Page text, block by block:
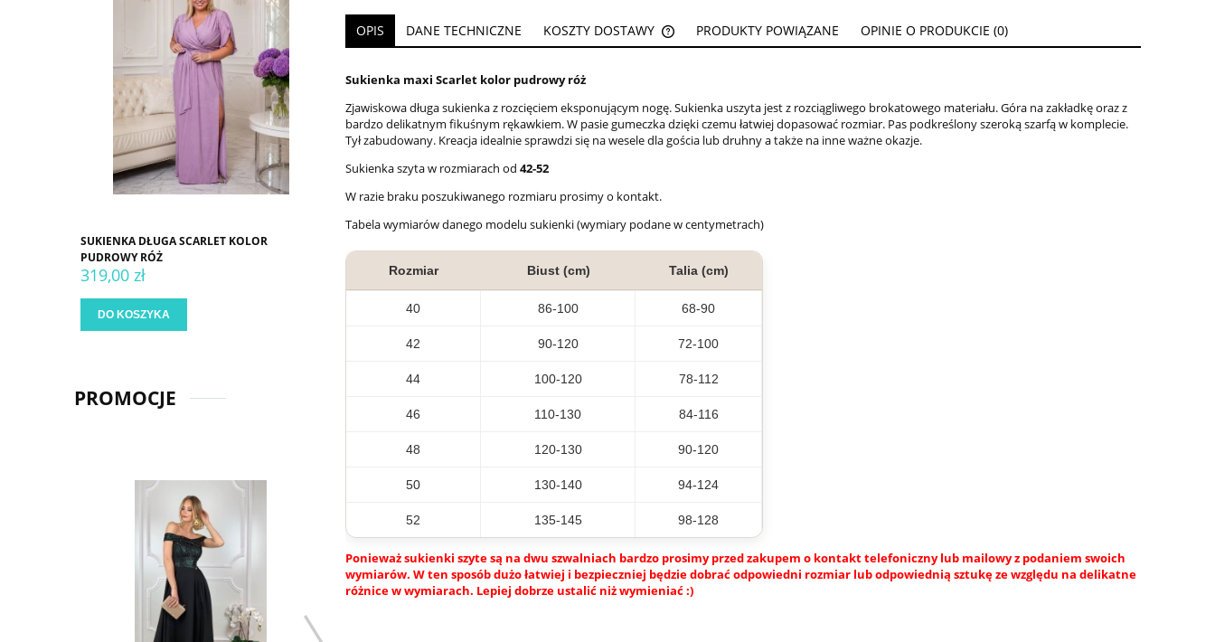
SUKIENKA DŁUGA SCARLET KOLOR
PUDROWY RÓŻ
319,00 zł
DO KOSZYKA
PROMOCJE
OPIS DANE TECHNICZNE KOSZTY DOSTAWY PRODUKTY POWIĄZANE OPINIE O PRODUKCIE (0)
Sukienka maxi Scarlet kolor pudrowy róż
Zjawiskowa długa sukienka z rozcięciem eksponującym nogę. Sukienka uszyta jest z rozciągliwego brokatowego materiału. Góra na zakładkę oraz z
bardzo delikatnym fikuśnym rękawkiem. W pasie gumeczka dzięki czemu łatwiej dopasować rozmiar. Pas podkreślony szeroką szarfą w komplecie.
Tył zabudowany. Kreacja idealnie sprawdzi się na wesele dla gościa lub druhny a także na inne ważne okazje.
Sukienka szyta w rozmiarach od 42-52
W razie braku poszukiwanego rozmiaru prosimy o kontakt.
Tabela wymiarów danego modelu sukienki (wymiary podane w centymetrach)
Rozmiar Biust (cm) Talia (cm)
40 86-100 68-90
42 90-120 72-100
44 100-120 78-112
46 110-130 84-116
48 120-130 90-120
50 130-140 94-124
52 135-145 98-128
Ponieważ sukienki szyte są na dwu szwalniach bardzo prosimy przed zakupem o kontakt telefoniczny lub mailowy z podaniem swoich
wymiarów. W ten sposób dużo łatwiej i bezpieczniej będzie dobrać odpowiedni rozmiar lub odpowiednią sztukę ze względu na delikatne
różnice w wymiarach. Lepiej dobrze ustalić niż wymieniać :)